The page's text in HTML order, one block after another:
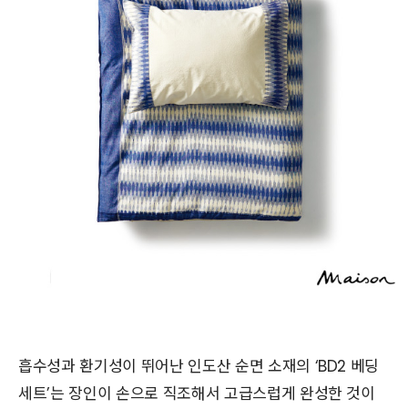
흡수성과 환기성이 뛰어난 인도산 순면 소재의 ‘BD2 베딩
세트’는 장인이 손으로 직조해서 고급스럽게 완성한 것이